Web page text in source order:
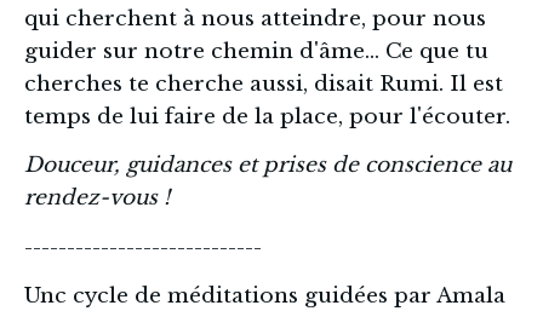
qui cherchent à nous atteindre, pour nous
guider sur notre chemin d'âme... Ce que tu
cherches te cherche aussi, disait Rumi. Il est
temps de lui faire de la place, pour l'écouter.
Douceur, guidances et prises de conscience au
rendez-vous !
----------------------------
Unc cycle de méditations guidées par Amala